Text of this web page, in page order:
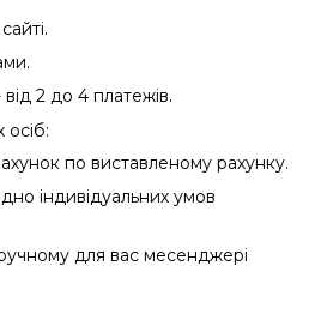
2 до 4 платежів.
по виставленому рахунку.
індивідуальних умов
для вас месенджері